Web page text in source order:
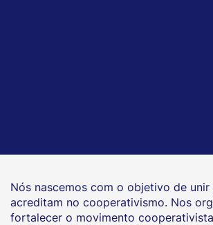
Nós nascemos com o objetivo de unir
acreditam no cooperativismo. Nos
fortalecer o movimento